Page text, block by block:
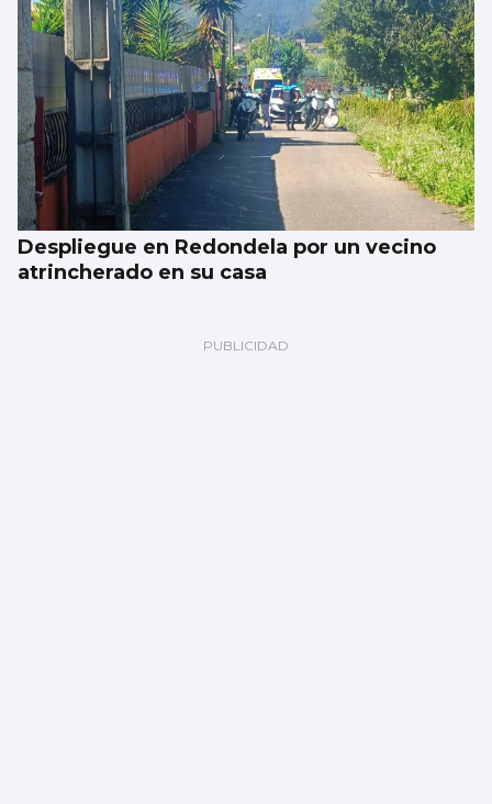
Despliegue en Redondela por un vecino
atrincherado en su casa